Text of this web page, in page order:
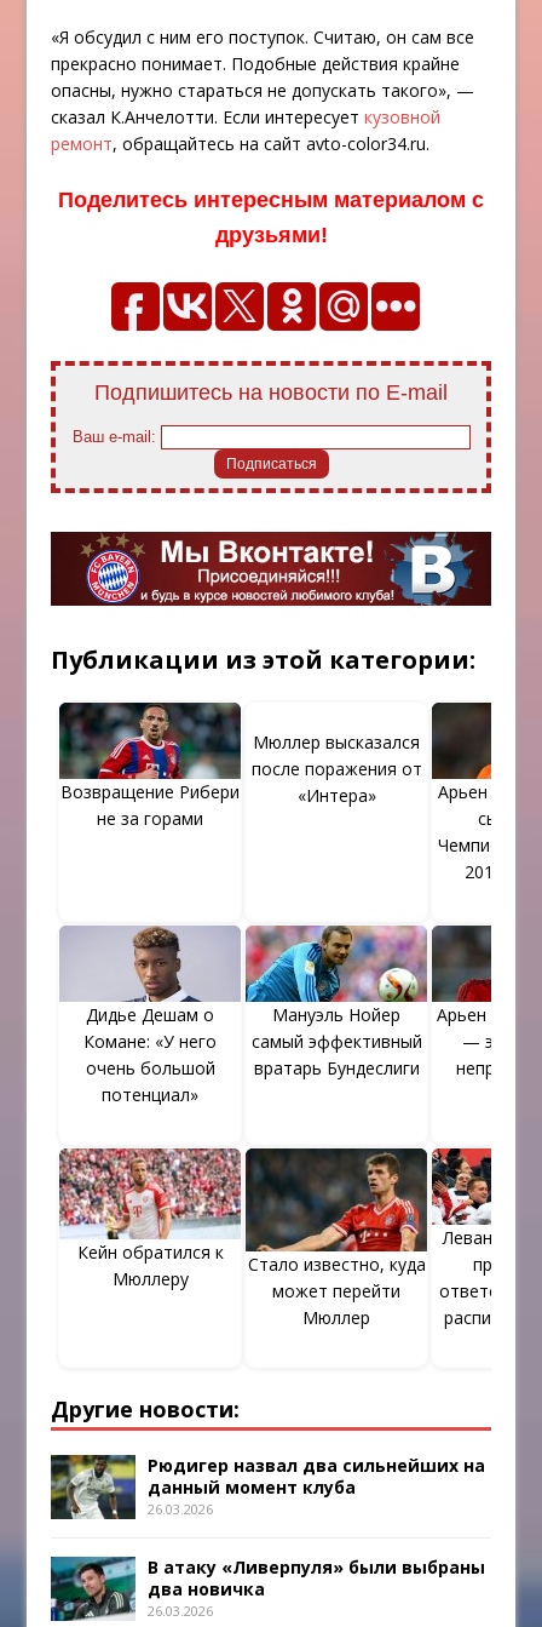
«Я обсудил с ним его поступок. Считаю, он сам все
прекрасно понимает. Подобные действия крайне
опасны, нужно стараться не допускать такого», —
сказал К.Анчелотти. Если интересуеткузовной
ремонт, обращайтесь на сайт avto-color34.ru.
Поделитесь интересным материалом с
друзьями!
Подпишитесь на новости по E-mail
Ваш e-mail:
Публикации из этой категории:
Возвращение Рибери
не за горами
Мюллер высказался
после поражения от
«Интера»
Арьен
2018 в
Дидье Дешам о
Комане: «У него
очень большой
потенциал»
Мануэль Нойер
самый эффективный
вратарь Бундеслиги
Арьен
— это
Кейн обратился к
Мюллеру
Стало известно, куда
может перейти
Мюллер
распитие
Другие новости:
Рюдигер назвал два сильнейших на
данный момент клуба
26.03.2026
В атаку «Ливерпуля» были выбраны
два новичка
26.03.2026